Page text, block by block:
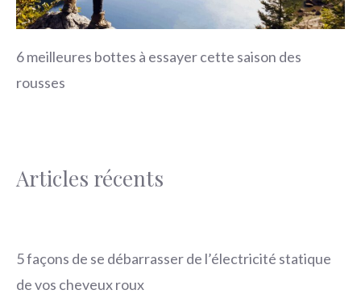
6 meilleures bottes à essayer cette saison des
rousses
Articles récents
5 façons de se débarrasser de l’électricité statique
de vos cheveux roux